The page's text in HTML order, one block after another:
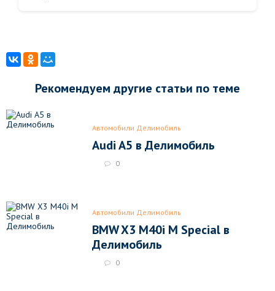
Рекомендуем другие статьи по теме
Автомобили Делимобиль
Audi A5 в Делимобиль
0
Автомобили Делимобиль
BMW X3 M40i M Special в
Делимобиль
0